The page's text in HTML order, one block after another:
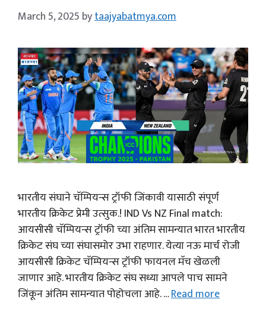
March 5, 2025 bytaajyabatmya.com
भारतीय संघाने चॅम्पियन्स ट्रॉफी जिंकावी यासाठी संपूर्ण
भारतीय क्रिकेट प्रेमी उत्सुक.! IND Vs NZ Final match:
आयसीसी चॅम्पियन्स ट्रॉफी च्या अंतिम सामन्यात भारत भारतीय
क्रिकेट संघ च्या संघासमोर उभा राहणार. येत्या नऊ मार्च रोजी
आयसीसी क्रिकेट चॅम्पियन्स ट्रॉफी फायनल मॅच खेळली
जाणार आहे. भारतीय क्रिकेट संघ सध्या आपले पाच सामने
जिंकून अंतिम सामन्यात पोहोचला आहे. …Read more